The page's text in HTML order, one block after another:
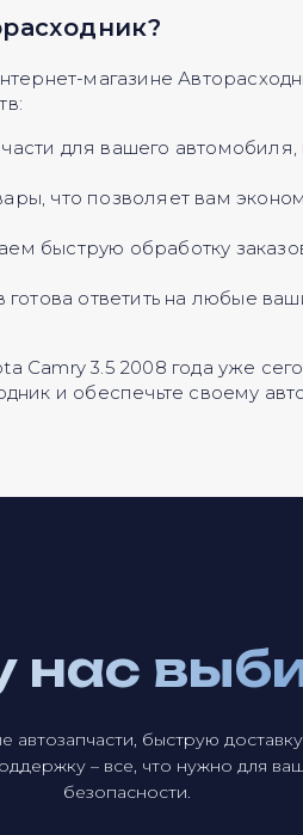
магазине
для вашего
что позволяет вам
быструю обработку
ответить на любые
Camry 3.5 2008 года уже
и обеспечьте своему
нас
автозапчасти, быструю
– все, что нужно для
безопасности.